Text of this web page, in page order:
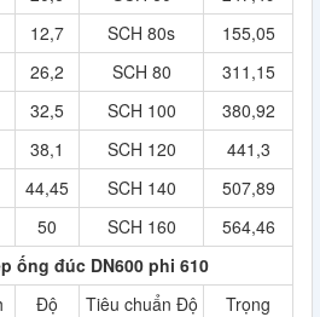
12,7 SCH 80s
155,05
26,2 SCH 80
311,15
32,5 SCH 100
380,92
38,1 SCH 120
441,3
44,45 SCH 140
507,89
50 SCH 160
564,46
ống đúc DN600 phi 610
Độ
Tiêu chuẩn Độ
Trọng